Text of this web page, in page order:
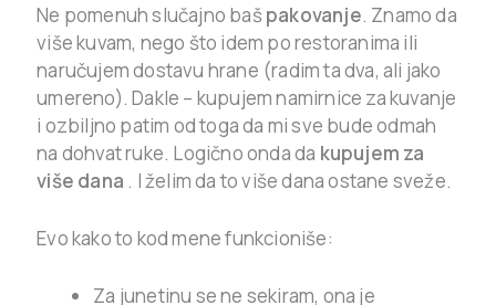
Ne pomenuh slučajno bašpakovanje. Znamo da
više kuvam, nego što idem po restoranima ili
naručujem dostavu hrane (radim ta dva, ali jako
umereno). Dakle – kupujem namirnice za kuvanje
i ozbiljno patim od toga da mi sve bude odmah
na dohvat ruke. Logično onda da kupujem za
više dana . I želim da to više dana ostane sveže.
Evo kako to kod mene funkcioniše:
Za junetinu se ne sekiram, ona je